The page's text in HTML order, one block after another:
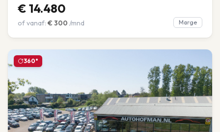
€ 14.480
of vanaf: € 300 /mnd Marge
360°